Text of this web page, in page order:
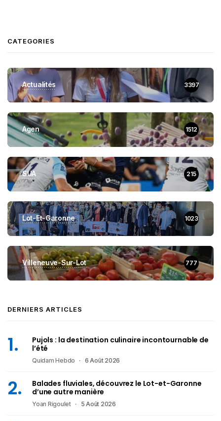
CATEGORIES
Actualités 3397
Agen 1512
SUA 215
Lot-Et-Garonne 1023
Villeneuve-Sur-Lot 777
DERNIERS ARTICLES
Pujols : la destination culinaire incontournable de
l’été
Quidam Hebdo 6 Août 2026
Balades fluviales, découvrez le Lot-et-Garonne
d’une autre manière
Yoan Rigoulet 5 Août 2026